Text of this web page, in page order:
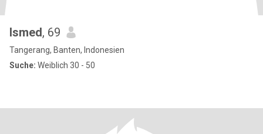
Ismed, 69
Tangerang, Banten, Indonesien
Suche: Weiblich 30 - 50